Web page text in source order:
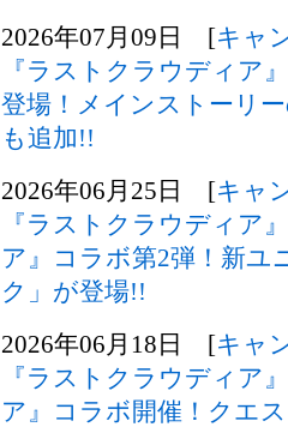
2026年07月09日 [キャ
『ラストクラウディア
登場！メインストーリ
も追加!!
2026年06月25日 [キャ
『ラストクラウディア
ア』コラボ第2弾！新ユ
ク」が登場!!
2026年06月18日 [キャ
『ラストクラウディア
ア』コラボ開催！クエ